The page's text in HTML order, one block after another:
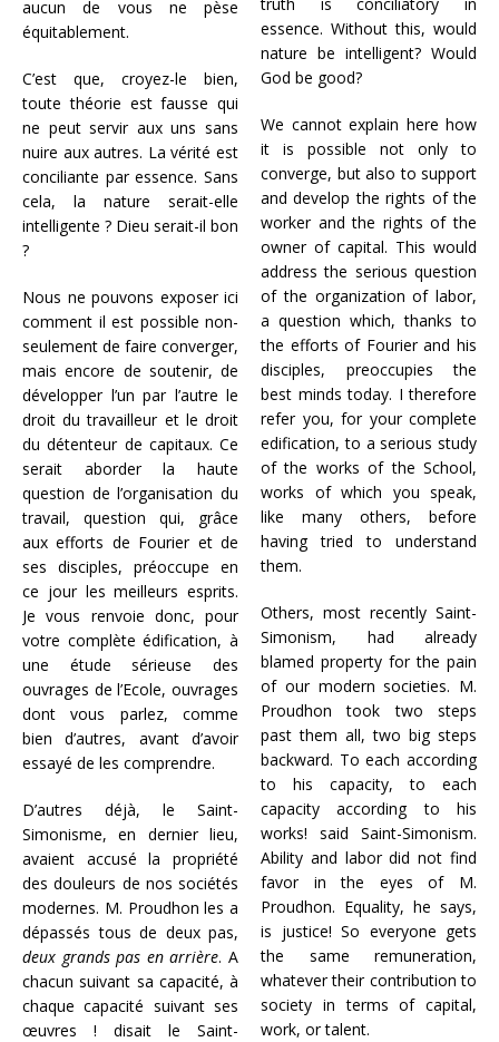
aucun de vous ne pèse
équitablement.
C’est que, croyez-le bien,
toute théorie est fausse qui
ne peut servir aux uns sans
nuire aux autres. La vérité est
conciliante par essence. Sans
cela, la nature serait-elle
intelligente ? Dieu serait-il bon
?
Nous ne pouvons exposer ici
comment il est possible non-
seulement de faire converger,
mais encore de soutenir, de
développer l’un par l’autre le
droit du travailleur et le droit
du détenteur de capitaux. Ce
serait aborder la haute
question de l’organisation du
travail, question qui, grâce
aux efforts de Fourier et de
ses disciples, préoccupe en
ce jour les meilleurs esprits.
Je vous renvoie donc, pour
votre complète édification, à
une étude sérieuse des
ouvrages de l’Ecole, ouvrages
dont vous parlez, comme
bien d’autres, avant d’avoir
essayé de les comprendre.
D’autres déjà, le Saint-
Simonisme, en dernier lieu,
avaient accusé la propriété
des douleurs de nos sociétés
modernes. M. Proudhon les a
dépassés tous de deux pas,
deux grands pas en arrière. A
chacun suivant sa capacité, à
chaque capacité suivant ses
œuvres ! disait le Saint-
essence. Without this, would
nature be intelligent? Would
God be good?
We cannot explain here how
it is possible not only to
converge, but also to support
and develop the rights of the
worker and the rights of the
owner of capital. This would
address the serious question
of the organization of labor,
a question which, thanks to
the efforts of Fourier and his
disciples, preoccupies the
best minds today. I therefore
refer you, for your complete
edification, to a serious study
of the works of the School,
works of which you speak,
like many others, before
having tried to understand
them.
Others, most recently Saint-
Simonism, had already
blamed property for the pain
of our modern societies. M.
Proudhon took two steps
past them all, two big steps
backward. To each according
to his capacity, to each
capacity according to his
works! said Saint-Simonism.
Ability and labor did not find
favor in the eyes of M.
Proudhon. Equality, he says,
is justice! So everyone gets
the same remuneration,
whatever their contribution to
society in terms of capital,
work, or talent.